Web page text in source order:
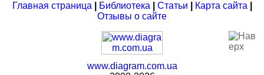
Главная страница Библиотека Статьи Карта сайта
Отзывы о сайте
www.diagram.com.ua